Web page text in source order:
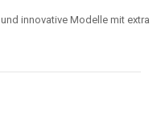
und innovative Modelle mit extra